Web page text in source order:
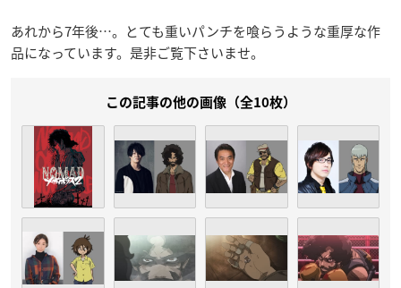
あれから7年後…。とても重いパンチを喰らうような重厚な作
品になっています。是非ご覧下さいませ。
この記事の他の画像（全10枚）